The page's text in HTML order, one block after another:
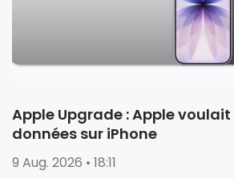
Apple Upgrade : Apple
données sur iPhone
9 Aug. 2026 • 18:11